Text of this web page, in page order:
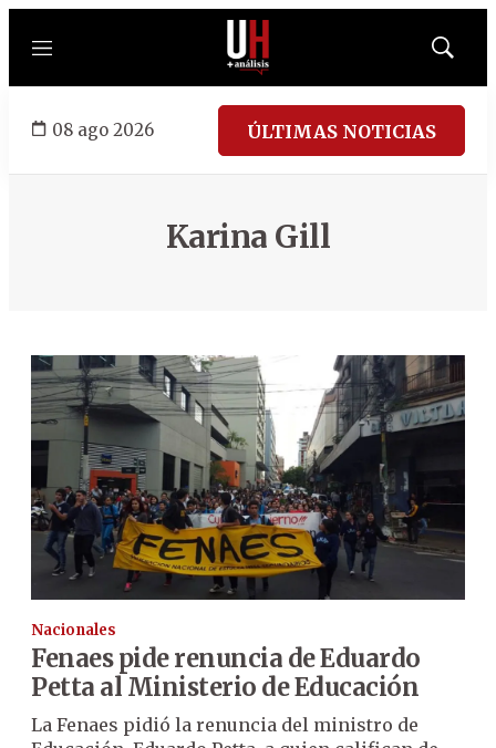
Menú
Mostrar
08 ago 2026 ÚLTIMAS NOTICIAS
Karina Gill
Nacionales
Fenaes pide renuncia de Eduardo
Petta al Ministerio de Educación
La Fenaes pidió la renuncia del ministro de